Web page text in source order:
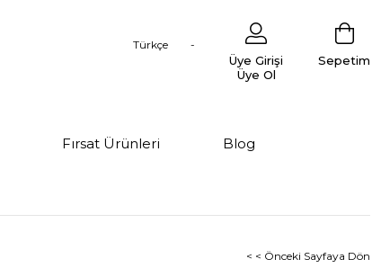
Türkçe
Sepetim
Üye Girişi
Üye Ol
Fırsat Ürünleri Blog
< < Önceki Sayfaya Dön